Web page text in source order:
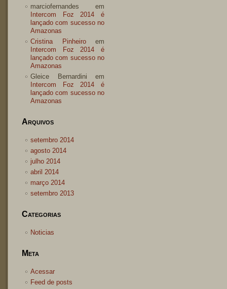
marciofernandes em
Intercom Foz 2014 é
lançado com sucesso no
Amazonas
Cristina Pinheiroem
Intercom Foz 2014 é
lançado com sucesso no
Amazonas
Gleice Bernardini em
Intercom Foz 2014 é
lançado com sucesso no
Amazonas
Arquivos
setembro 2014
agosto 2014
julho 2014
abril 2014
março 2014
setembro 2013
Categorias
Noticias
Meta
Acessar
Feed de posts